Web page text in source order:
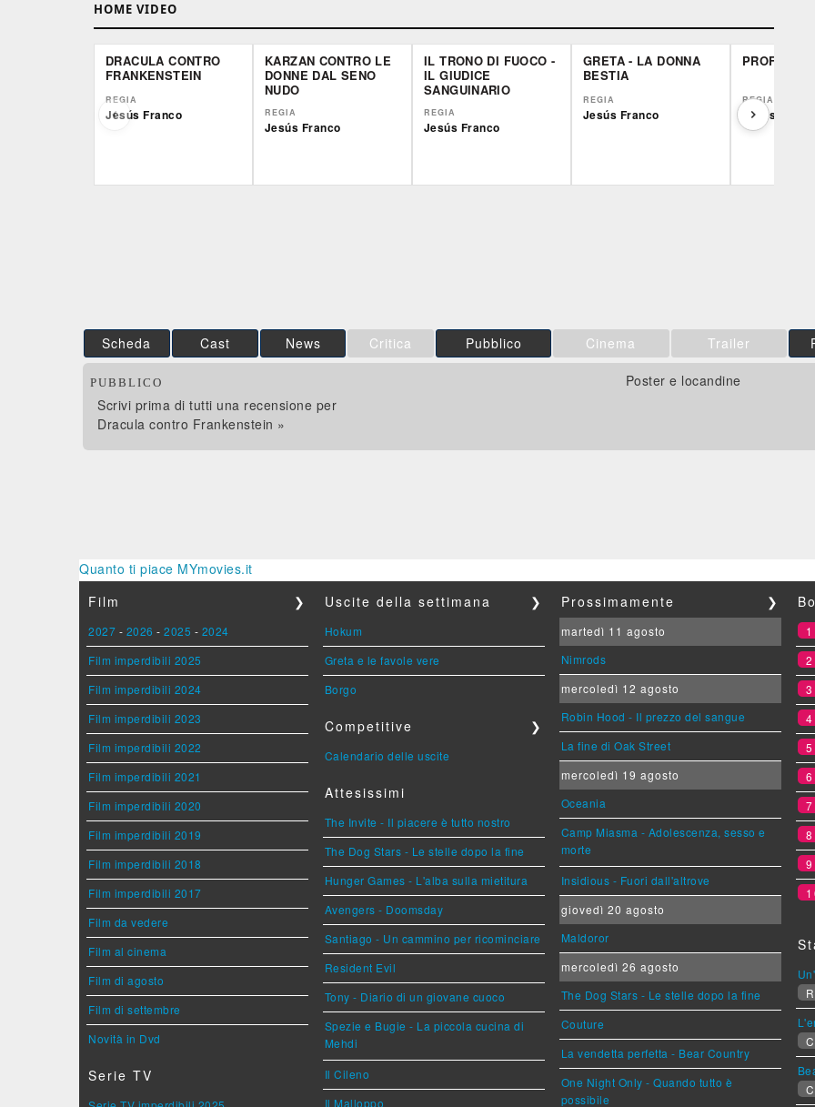
HOME VIDEO
DRACULA CONTRO
FRANKENSTEIN
REGIA
Jesús Franco
KARZAN CONTRO LE
DONNE DAL SENO
NUDO
REGIA
Jesús Franco
IL TRONO DI FUOCO -
IL GIUDICE
SANGUINARIO
REGIA
Jesús Franco
GRETA - LA DONNA
BESTIA
REGIA
Jesús Franco
PROFONDE
REGIA
Jesús Franco
Scheda Cast News Critica Pubblico Cinema Trailer
PUBBLICO
Scrivi prima di tutti una recensione per
Dracula contro Frankenstein »
Poster e locandine
Quanto ti piace MYmovies.it
Film
❯
2027 - 2026 - 2025 - 2024
Film imperdibili 2025
Film imperdibili 2024
Film imperdibili 2023
Film imperdibili 2022
Film imperdibili 2021
Film imperdibili 2020
Film imperdibili 2019
Film imperdibili 2018
Film imperdibili 2017
Film da vedere
Film al cinema
Film di agosto
Film di settembre
Novità in Dvd
Serie TV
Uscite della settimana ❯
Hokum
Greta e le favole vere
Borgo
Competitive ❯
Calendario delle uscite
Attesissimi
The Invite - Il piacere è tutto nostro
The Dog Stars - Le stelle dopo la fine
Hunger Games - L'alba sulla mietitura
Avengers - Doomsday
Santiago - Un cammino per ricominciare
Resident Evil
Tony - Diario di un giovane cuoco
Spezie e Bugie - La piccola cucina di
Mehdi
Il Cileno
Il Malloppo
Prossimamente ❯
martedì 11 agosto
Nimrods
mercoledì 12 agosto
Robin Hood - Il prezzo del sangue
La fine di Oak Street
mercoledì 19 agosto
Oceania
Camp Miasma - Adolescenza, sesso e
morte
Insidious - Fuori dall'altrove
giovedì 20 agosto
Maldoror
mercoledì 26 agosto
The Dog Stars - Le stelle dopo la fine
Couture
La vendetta perfetta - Bear Country
One Night Only - Quando tutto è
possibile
1
2
3
4
5
6
7
8
9